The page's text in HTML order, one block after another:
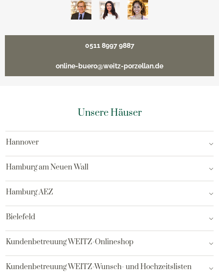
0511 8997 9887
online-buero@weitz-porzellan.de
Unsere Häuser
Hannover
Hamburg am Neuen Wall
Hamburg AEZ
Bielefeld
Kundenbetreuung WEITZ-Onlineshop
Kundenbetreuung WEITZ-Wunsch- und Hochzeitslisten